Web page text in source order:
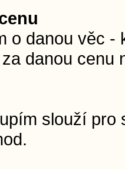
o danou věc
danou
slouží pro